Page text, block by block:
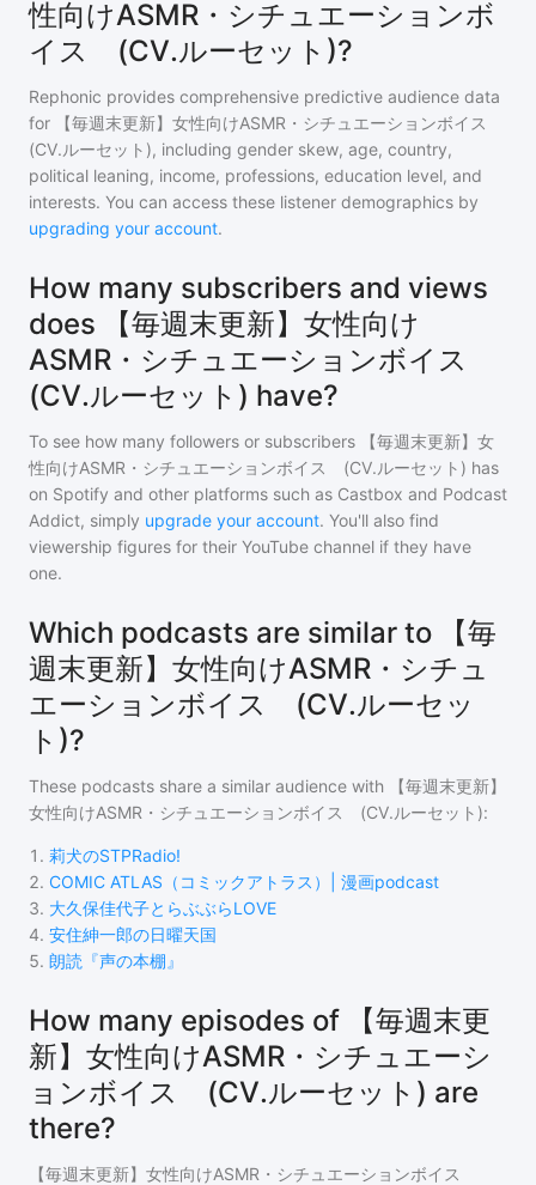
性向けASMR・シチュエーションボ
イス (CV.ルーセット)?
Rephonic provides comprehensive predictive audience data
for
【毎週末更新】女性向けASMR・シチュエーションボイス
(CV.ルーセット), including gender skew, age, country,
political leaning, income, professions, education level, and
interests. You can access these listener demographics by
upgrading your account.
How many subscribers and views
does 【毎週末更新】女性向け
ASMR・シチュエーションボイス
(CV.ルーセット) have?
To see how many followers or subscribers
【毎週末更新】女
性向けASMR・シチュエーションボイス (CV.ルーセット) has
on Spotify and other platforms such as Castbox and Podcast
Addict, simply upgrade your account. You'll also find
viewership figures for their YouTube channel if they have
one.
Which podcasts are similar to 【毎
週末更新】女性向けASMR・シチュ
エーションボイス (CV.ルーセッ
ト)?
These podcasts share a similar audience with
【毎週末更新】
女性向けASMR・シチュエーションボイス (CV.ルーセット):
1 . 莉犬のSTPRadio!
2. COMIC ATLAS（コミックアトラス）| 漫画podcast
3. 大久保佳代子とらぶぶらLOVE
4. 安住紳一郎の日曜天国
5. 朗読『声の本棚』
How many episodes of 【毎週末更
新】女性向けASMR・シチュエーシ
ョンボイス (CV.ルーセット) are
there?
【毎週末更新】女性向けASMR・シチュエーションボイス